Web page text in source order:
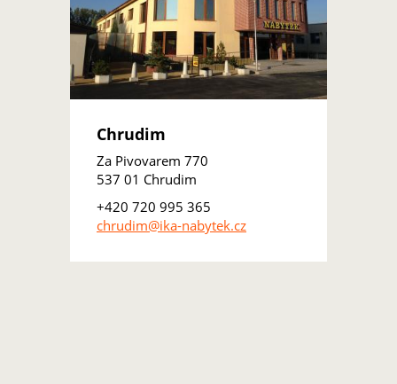
Chrudim
Za Pivovarem 770
537 01 Chrudim
+420 720 995 365
chrudim@ika-nabytek.cz